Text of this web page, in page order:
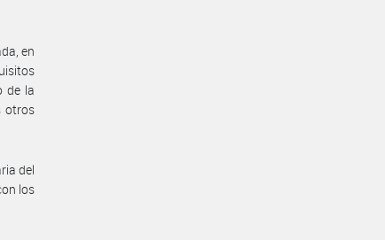
en
de la
otros
del
los